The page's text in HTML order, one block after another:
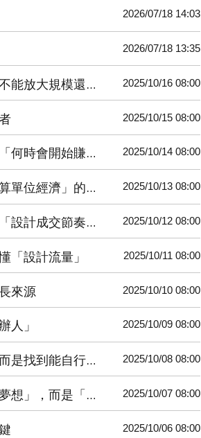
2026/07/18 14:03
2026/07/18 13:35
規模還不失控」 2025/10/16 08:00
2025/10/15 08:00
時會開始賺」 2025/10/14 08:00
經濟」的公司 2025/10/13 08:00
計成交節奏」 2025/10/12 08:00
「設計流量」 2025/10/11 08:00
來源 2025/10/10 08:00
人」 2025/10/09 08:00
自行加速的引擎 2025/10/08 08:00
上個月的亮點」 2025/10/07 08:00
2025/10/06 08:00